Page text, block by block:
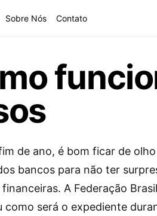
Sobre Nós Contato
de ano, é bom ficar de
bancos para não ter
A Federação
será o expediente